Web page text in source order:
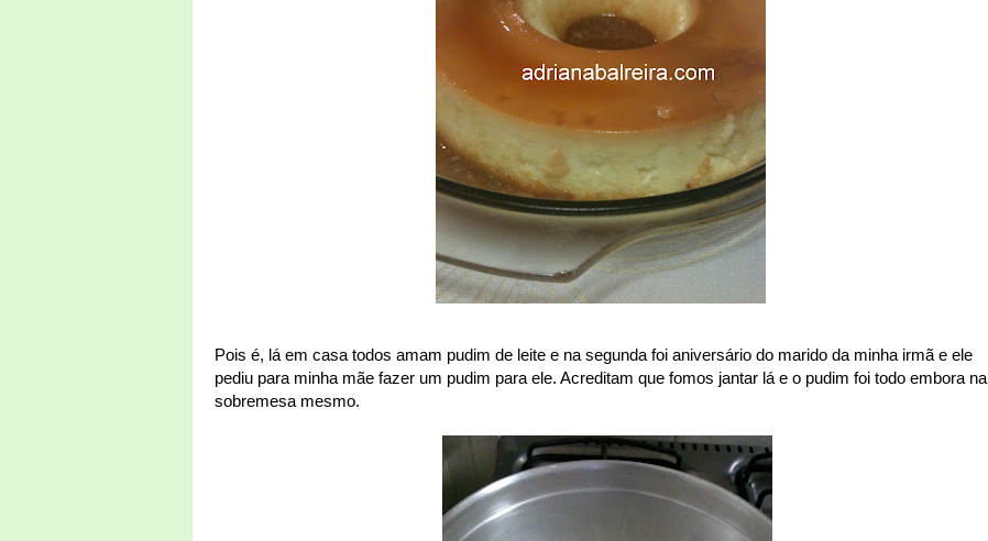
Pois é, lá em casa todos amam pudim de leite e na segunda foi aniversário do marido da minha irmã e ele
pediu para minha mãe fazer um pudim para ele. Acreditam que fomos jantar lá e o pudim foi todo embora na
sobremesa mesmo.